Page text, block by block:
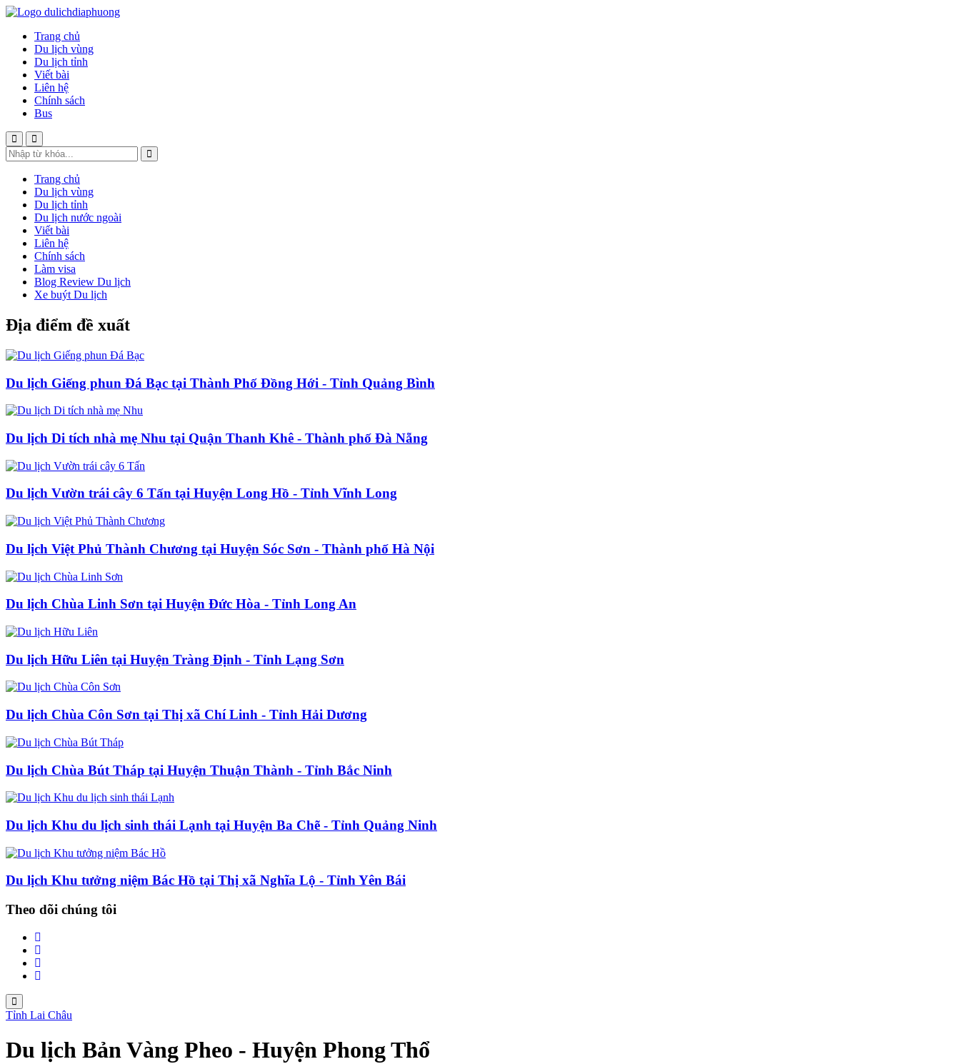
Trang chủ
Du lịch vùng
Du lịch tỉnh
Viết bài
Liên hệ
Chính sách
Bus
Trang chủ
Du lịch vùng
Du lịch tỉnh
Du lịch nước ngoài
Viết bài
Liên hệ
Chính sách
Làm visa
Blog Review Du lịch
Xe buýt Du lịch
Địa điểm đề xuất
Du lịch Giếng phun Đá Bạc tại Thành Phố Đồng Hới - Tỉnh Quảng Bình
Du lịch Di tích nhà mẹ Nhu tại Quận Thanh Khê - Thành phố Đà Nẵng
Du lịch Vườn trái cây 6 Tấn tại Huyện Long Hồ - Tỉnh Vĩnh Long
Du lịch Việt Phủ Thành Chương tại Huyện Sóc Sơn - Thành phố Hà Nội
Du lịch Chùa Linh Sơn tại Huyện Đức Hòa - Tỉnh Long An
Du lịch Hữu Liên tại Huyện Tràng Định - Tỉnh Lạng Sơn
Du lịch Chùa Côn Sơn tại Thị xã Chí Linh - Tỉnh Hải Dương
Du lịch Chùa Bút Tháp tại Huyện Thuận Thành - Tỉnh Bắc Ninh
Du lịch Khu du lịch sinh thái Lạnh tại Huyện Ba Chẽ - Tỉnh Quảng Ninh
Du lịch Khu tưởng niệm Bác Hồ tại Thị xã Nghĩa Lộ - Tỉnh Yên Bái
Theo dõi chúng tôi
Tỉnh Lai Châu
Du lịch Bản Vàng Pheo - Huyện Phong Thổ